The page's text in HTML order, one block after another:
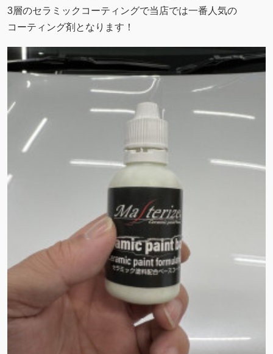
3層のセラミックコーティングで当店では一番人気の
コーティング剤となります！